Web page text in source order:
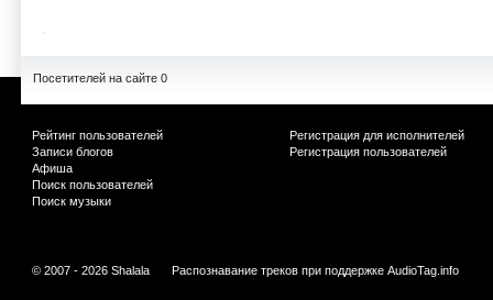
Посетителей на сайте 0
Рейтинг пользователей
Записи блогов
Афиша
Поиск пользователей
Поиск музыки
Регистрация для исполнителей
Регистрация пользователей
© 2007 - 2026 Shalala Распознавание треков при поддержке AudioTag.info